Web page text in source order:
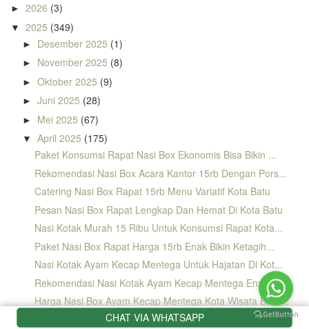
CHAT VIA WHATSAPP
► 2026 (3)
▼ 2025 (349)
► Desember 2025 (1)
► November 2025 (8)
► Oktober 2025 (9)
► Juni 2025 (28)
► Mei 2025 (67)
▼ April 2025 (175)
Paket Konsumsi Rapat Nasi Box Ekonomis Bisa Bikin ...
Rekomendasi Nasi Box Acara Kantor 15rb Dengan Pors...
Catering Nasi Box Rapat 15rb Menu Variatif Kota Batu
Pesan Nasi Box Rapat Lengkap Dan Hemat Di Kota Batu
Nasi Kotak Murah 15 Ribu Untuk Konsumsi Rapat Kota...
Paket Nasi Box Rapat Harga 15rb Enak Bikin Ketagih...
Nasi Kotak Ayam Kecap Mentega Untuk Hajatan Di Kot...
Rekomendasi Nasi Kotak Ayam Kecap Mentega Enak Di ...
Harga Nasi Box Ayam Kecap Mentega Kota Wisata Batu...
Menu Nasi Kotak Komplit Ayam Kecap Mentega Untuk R...